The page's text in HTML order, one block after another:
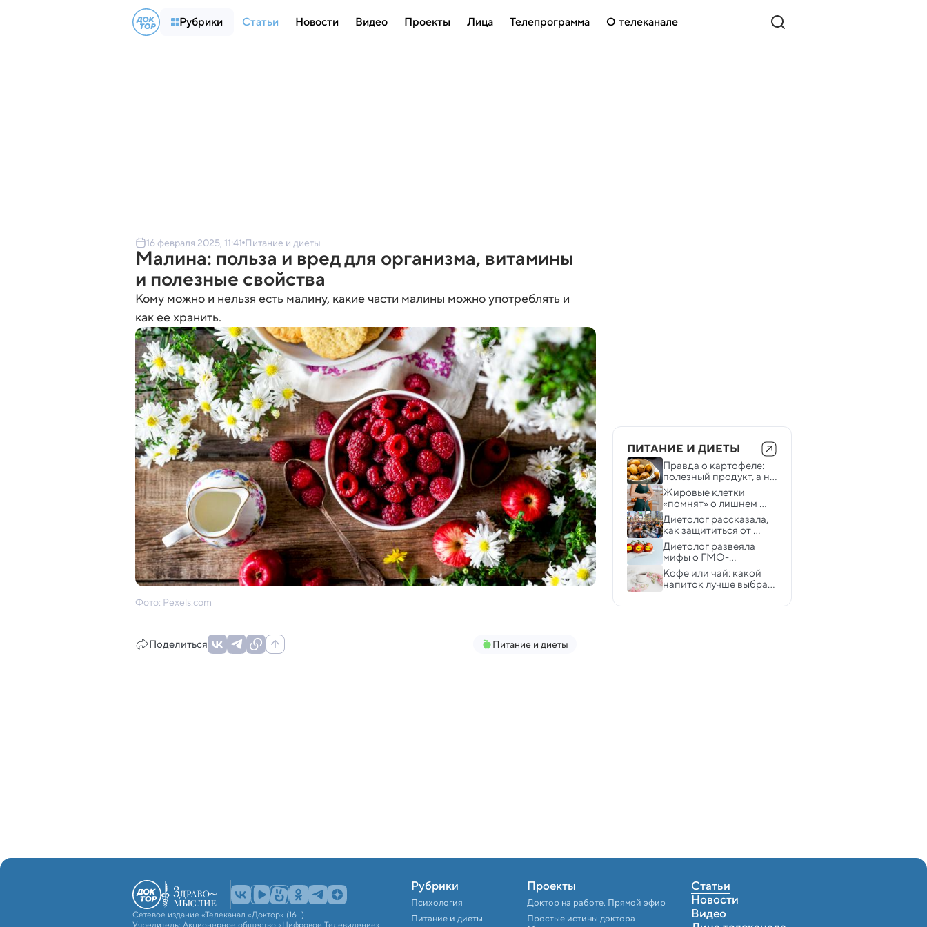
Рубрики Статьи Новости Видео Проекты Лица Телепрограмма О телеканале
16 февраля 2025, 11:41 Питание и диеты
Малина: польза и вред для организма, витамины
и полезные свойства
Кому можно и нельзя есть малину, какие части малины можно употреблять и
как ее хранить.
Фото: Pexels.com
Поделиться Питание и диеты
ПИТАНИЕ И ДИЕТЫ
Правда о картофеле:
полезный продукт, а не
виновник ожирения
Жировые клетки
«помнят» о лишнем
весе в прошлом — вот
откуда берется
«эффект йо-йо»
Диетолог рассказала,
как защититься от
«синдрома
мегаполиса»
Диетолог развеяла
мифы о ГМО-
продуктах
Кофе или чай: какой
напиток лучше выбрать
Сетевое издание «Телеканал «Доктор» (16+)
Учредитель: Акционерное общество «Цифровое Телевидение».
Рубрики
Психология
Питание и диеты
Проекты
Доктор на работе. Прямой эфир
Простые истины доктора
Статьи
Новости
Видео